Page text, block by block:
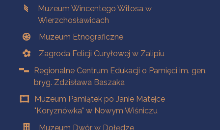
Muzeum Wincentego Witosa w
Wierzchosławicach
Muzeum Etnograficzne
Zagroda Felicji Curyłowej w Zalipiu
Regionalne Centrum Edukacji o Pamięci im. gen.
bryg. Zdzisława Baszaka
Muzeum Pamiątek po Janie Matejce
"Koryznówka" w Nowym Wiśniczu
Muzeum Dwór w Dołędze